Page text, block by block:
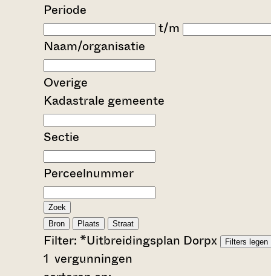
Periode
t/m
Naam/organisatie
Overige
Kadastrale gemeente
Sectie
Perceelnummer
Zoek
Bron
Plaats Straat
Filter: *Uitbreidingsplan Dorpx Filters legen
1 vergunningen